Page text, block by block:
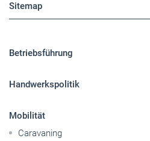
Sitemap
Betriebsführung
Handwerkspolitik
Mobilität
Caravaning